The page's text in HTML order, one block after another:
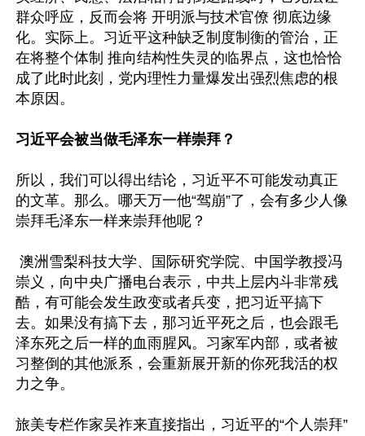
群众呼应，反而会将 开明派与技术官僚 彻底边缘
化。实际上。习近平这种缺乏制度制衡的管治，正
在将整个体制 推向结构性失灵的临界点，这也恰恰
成了此时此刻，党内理性力量爆发出强烈焦虑的根
本原因。
习近平会被当做毛泽东一样崇拜？
所以，我们可以得出结论，习近平不可能发动真正
的文革。那么。哪天万一他“驾崩”了，会有多少人像
崇拜毛泽东一样来崇拜他呢？
崇义，向中央广播电台表示，中共上层内斗非常残
酷，有可能会发生政变或者兵变，把习近平搞下
去。如果没有搞下去，那习近平死之后，也会跟毛
泽东死之后一样的血雨腥风。习家军内部，或者被
习整倒的其他派系，会重新展开新的你死我活的权
力之争。
旅美专栏作家吴祚来直接指出，习近平的“个人崇拜”